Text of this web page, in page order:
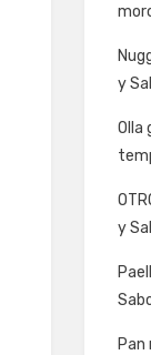
y
Olla
y
Pan